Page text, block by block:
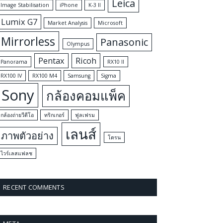
Image Stabilisation iPhone K-3 II Leica
Lumix G7 Market Analysis Microsoft
Mirrorless Olympus Panasonic
Panorama Pentax Ricoh
RX10 II
RX100 IV
RX100 M4 Samsung Sigma
Sony กล้องคอมแพ็ค
กล้องถ่ายวีดีโอ ทริกเกอร์ ฟูลเฟรม
ภาพตัวอย่าง เลนส์ โดรน
ไวร์เลสแฟลช
RECENT COMMENTS